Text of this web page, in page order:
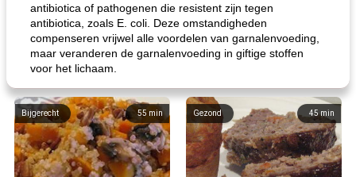
antibiotica of pathogenen die resistent zijn tegen
antibiotica, zoals E. coli. Deze omstandigheden
compenseren vrijwel alle voordelen van garnalenvoeding,
maar veranderen de garnalenvoeding in giftige stoffen
voor het lichaam.
55 min
Bijgerecht 45min
Gezond